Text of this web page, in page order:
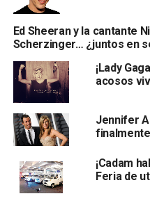
Ed Sheeran y la cantante
Scherzinger… ¿juntos en
¡Lady
acosos
Jennifer
finalmente
¡Cadam
Feria de